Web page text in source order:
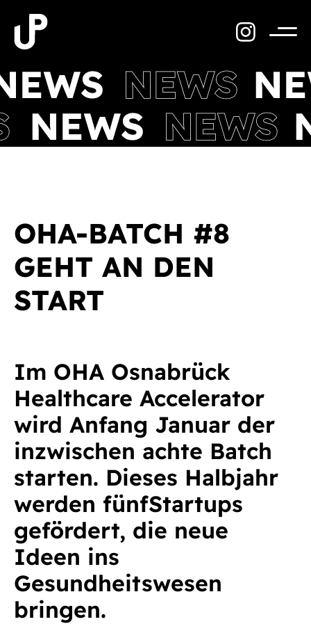
Inhalt
springen
OHA-BATCH #8
GEHT AN DEN
START
Im OHA Osnabrück
Healthcare Accelerator
wird Anfang Januar der
inzwischen achte Batch
starten. Dieses Halbjahr
werden fünfStartups
gefördert, die neue
Ideen ins
Gesundheitswesen
bringen.